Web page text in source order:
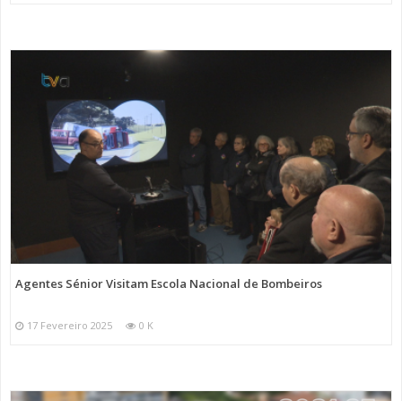
Agentes Sénior Visitam Escola Nacional de Bombeiros
17 Fevereiro 2025 0 K